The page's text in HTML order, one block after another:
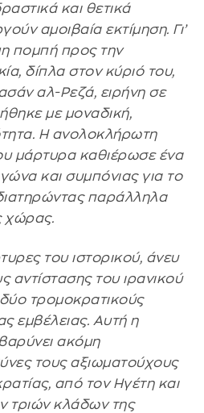
και θετικά
αμοιβαία εκτίμηση. Γι’
πομπή προς την
δίπλα στον κύριό του,
αλ-Ρεζά, ειρήνη σε
με μοναδική,
Η ανολοκλήρωτη
μάρτυρα καθιέρωσε ένα
και συμπόνιας για το
παράλληλα
χώρας.
του ιστορικού, άνευ
αντίστασης του ιρανικού
τρομοκρατικούς
εμβέλειας. Αυτή η
ακόμη
τους αξιωματούχους
από τον Ηγέτη και
τριών κλάδων της